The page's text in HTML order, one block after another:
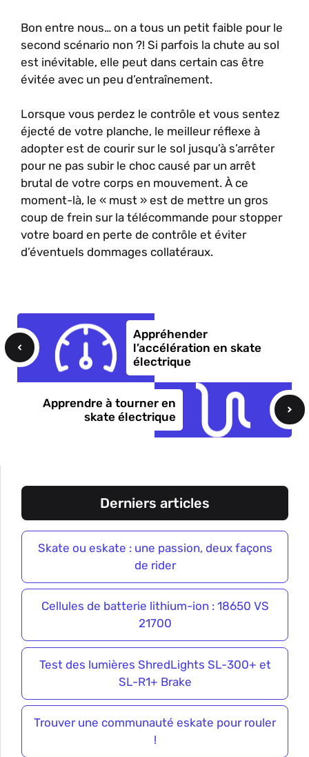
Bon entre nous… on a tous un petit faible pour le
second scénario non ?! Si parfois la chute au sol
est inévitable, elle peut dans certain cas être
évitée avec un peu d’entraînement.
Lorsque vous perdez le contrôle et vous sentez
éjecté de votre planche, le meilleur réflexe à
adopter est de courir sur le sol jusqu’à s’arrêter
pour ne pas subir le choc causé par un arrêt
brutal de votre corps en mouvement. À ce
moment-là, le « must » est de mettre un gros
coup de frein sur la télécommande pour stopper
votre board en perte de contrôle et éviter
d’éventuels dommages collatéraux.
Appréhender
l’accélération en skate
électrique
Apprendre à tourner en
skate électrique
Derniers articles
Skate ou eskate : une passion, deux façons
de rider
Cellules de batterie lithium-ion : 18650 VS
21700
Test des lumières ShredLights SL-300+ et
SL-R1+ Brake
Trouver une communauté eskate pour rouler
!